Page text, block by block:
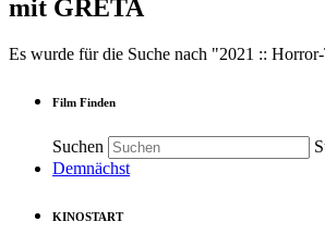
mit GRETA
Es wurde für die Suche nach "2021 ::
Film Finden
Suchen
Demnächst
KINOSTART